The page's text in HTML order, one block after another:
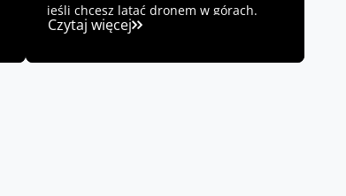
jeśli chcesz latać dronem w górach.
Czytaj więcej